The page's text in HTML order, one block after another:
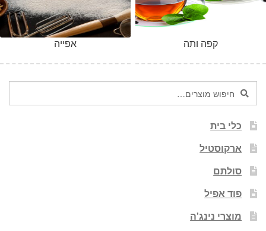
אפייה קפה ותה
חיפוש
עבור:
חיפוש
כלי בית
ארקוסטיל
סולתם
פוד אפיל
מוצרי נינג'ה